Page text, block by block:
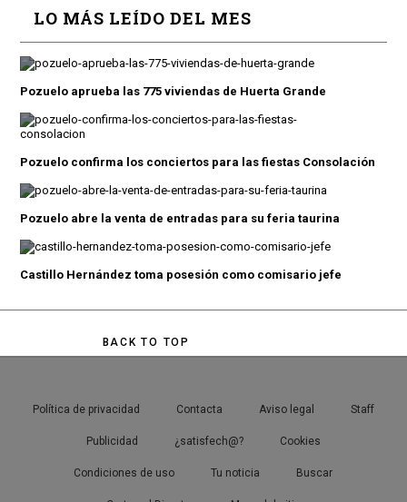
LO MÁS LEÍDO DEL MES
Pozuelo aprueba las 775 viviendas de Huerta Grande
Pozuelo confirma los conciertos para las fiestas Consolación
Pozuelo abre la venta de entradas para su feria taurina
Castillo Hernández toma posesión como comisario jefe
BACK TO TOP
Política de privacidad Contacta Aviso legal Staff
Publicidad ¿satisfech@? Cookies
Condiciones de uso Tu noticia Buscar